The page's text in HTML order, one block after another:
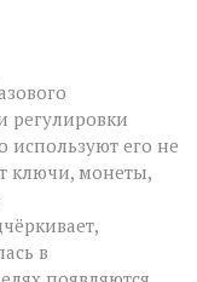
регулировки
его не
ключи, монеты,
в